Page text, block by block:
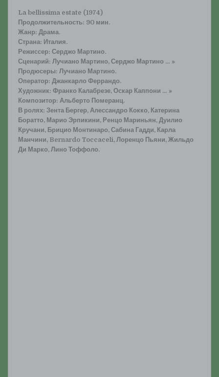
La bellissima estate (1974)
Продолжительность: 90 мин.
Жанр: Драма.
Страна: Италия.
Режиссер: Серджо Мартино.
Сценарий: Лучиано Мартино, Серджо Мартино … »
Продюсеры: Лучиано Мартино.
Оператор: Джанкарло Феррандо.
Художник: Франко Калабрезе, Оскар Каппони … »
Композитор: Альберто Померанц.
В ролях: Зента Бергер, Алессандро Кокко, Катерина
Боратто, Марио Эрпикини, Ренцо Мариньян, Дуилио
Кручани, Брицио Монтинаро, Сабина Гадди, Карла
Манчини, Bernardo Toccaceli, Лоренцо Пьяни, Жильдо
Ди Марко, Лино Тоффоло.